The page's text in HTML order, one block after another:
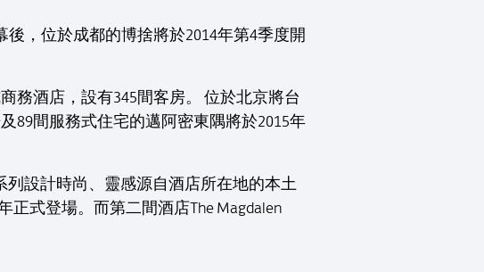
，位於成都的博捨將於2014年第4季度開
務酒店，設有345間客房。 位於北京將台
89間服務式住宅的邁阿密東隅將於2015年
列設計時尚、靈感源自酒店所在地的本土
正式登場。而第二間酒店The Magdalen